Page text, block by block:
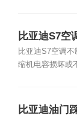
比亚迪S7空
比亚迪S7空调
缩机电容损坏或
比亚迪油门